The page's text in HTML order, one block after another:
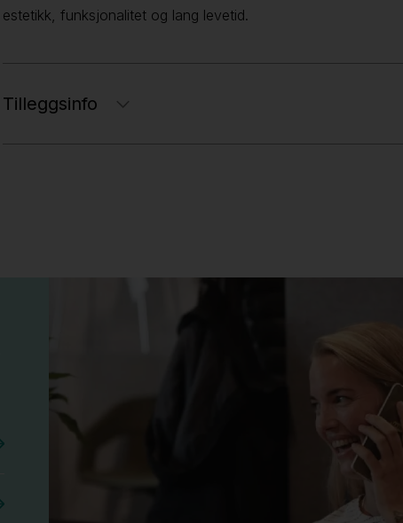
estetikk, funksjonalitet og lang levetid.
Tilleggsinfo